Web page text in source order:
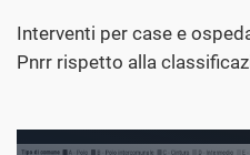
Interventi per case e
Pnrr rispetto alla